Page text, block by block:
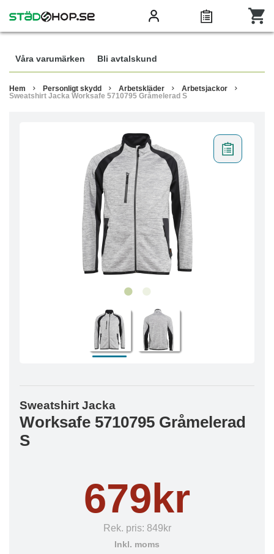
Våra varumärken Bli avtalskund
Hem Personligt skydd Arbetskläder
Arbetsjackor
Sweatshirt Jacka Worksafe 5710795 Gråmelerad S
Sweatshirt Jacka
Worksafe 5710795 Gråmelerad
S
679kr
Rek. pris: 849kr
Inkl. moms